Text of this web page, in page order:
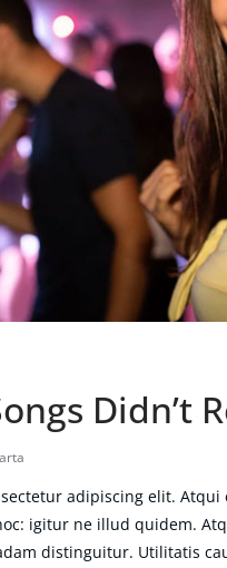
Didn’t
adipiscing elit.
igitur ne illud quidem.
distinguitur. Utilitatis